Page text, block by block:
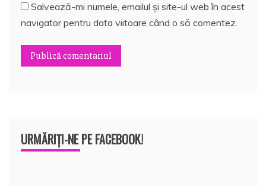
Salvează-mi numele, emailul și site-ul web în acest
navigator pentru data viitoare când o să comentez.
URMĂRIȚI-NE PE FACEBOOK!